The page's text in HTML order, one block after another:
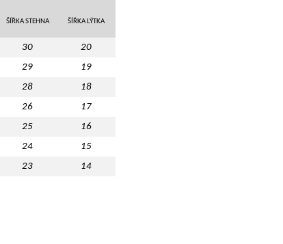
ŠÍŘKA STEHNA ŠÍŘKA LÝTKA
30 20
29 19
28 18
26 17
25 16
24 15
23 14